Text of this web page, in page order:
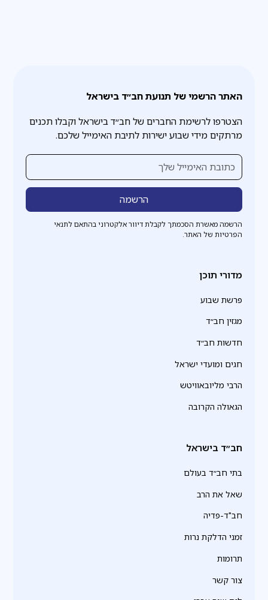
האתר הרשמי של תנועת חב״ד בישראל
הצטרפו לרשימת החברים של חב״ד בישראל וקבלו תכנים
מרתקים מידי שבוע ישירות לתיבת האימייל שלכם.
הרשמה מאשרת הסכמתך לקבלת דיוור אלקטרוני בהתאם לתנאי
הפרטיות של האתר.
מדורי תוכן
פרשת שבוע
מגזין חב״ד
חדשות חב״ד
חגים ומועדי ישראל
הרבי מליובאוויטש
הגאולה הקרובה
חב״ד בישראל
בתי חב״ד בעולם
שאל את הרב
חב"ד-פדיה
זמני הדלקת נרות
תרומות
צור קשר